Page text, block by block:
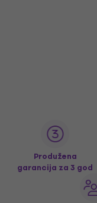
Produžena
garancija za 3 god